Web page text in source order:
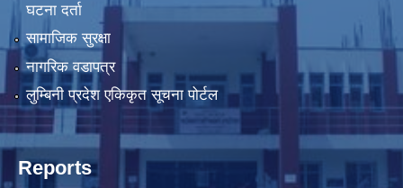
घटना दर्ता
सामाजिक सुरक्षा
नागरिक वडापत्र
लुम्बिनी प्रदेश एकिकृत सूचना पोर्टल
Reports